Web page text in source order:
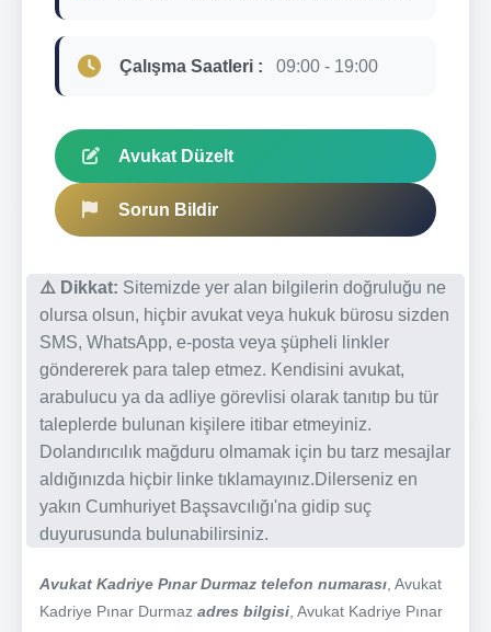
Çalışma Saatleri : 09:00 - 19:00
Avukat Düzelt
Sorun Bildir
⚠️ Dikkat: Sitemizde yer alan bilgilerin doğruluğu ne
olursa olsun, hiçbir avukat veya hukuk bürosu sizden
SMS, WhatsApp, e-posta veya şüpheli linkler
göndererek para talep etmez. Kendisini avukat,
arabulucu ya da adliye görevlisi olarak tanıtıp bu tür
taleplerde bulunan kişilere itibar etmeyiniz.
Dolandırıcılık mağduru olmamak için bu tarz mesajlar
aldığınızda hiçbir linke tıklamayınız.Dilerseniz en
yakın Cumhuriyet Başsavcılığı'na gidip suç
duyurusunda bulunabilirsiniz.
Avukat Kadriye Pınar Durmaz telefon numarası , Avukat
Kadriye Pınar Durmaz adres bilgisi , Avukat Kadriye Pınar